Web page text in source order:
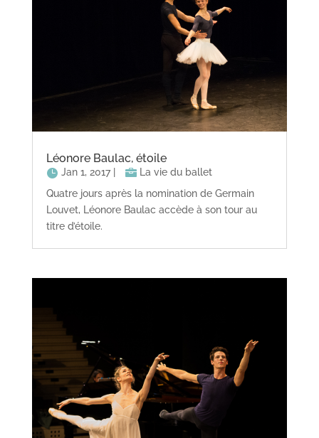
Léonore Baulac, étoile
Jan 1, 2017|
La vie du ballet
Quatre jours après la nomination de Germain
Louvet, Léonore Baulac accède à son tour au
titre d’étoile.